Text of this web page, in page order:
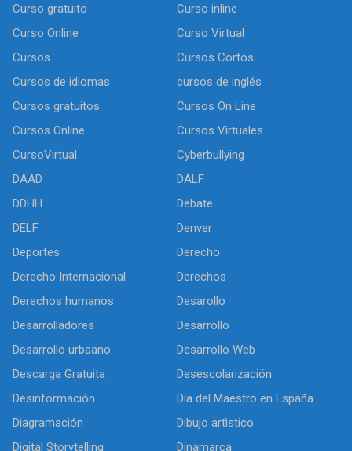
Curso gratuito
Curso inline
Curso Online
Curso Virtual
Cursos
Cursos Cortos
Cursos de idiomas
cursos de inglés
Cursos gratuitos
Cursos On Line
Cursos Online
Cursos Virtuales
CursoVirtual
Cyberbullying
DAAD
DALF
DDHH
Debate
DELF
Denver
Deportes
Derecho
Derecho Internacional
Derechos
Derechos humanos
Desarollo
Desarrolladores
Desarrollo
Desarrollo urbaano
Desarrollo Web
Descarga Gratuita
Desescolarización
Desinformación
Día del Maestro en España
Diagramación
Dibujo artìstico
Digital Storytelling
Dinamarca